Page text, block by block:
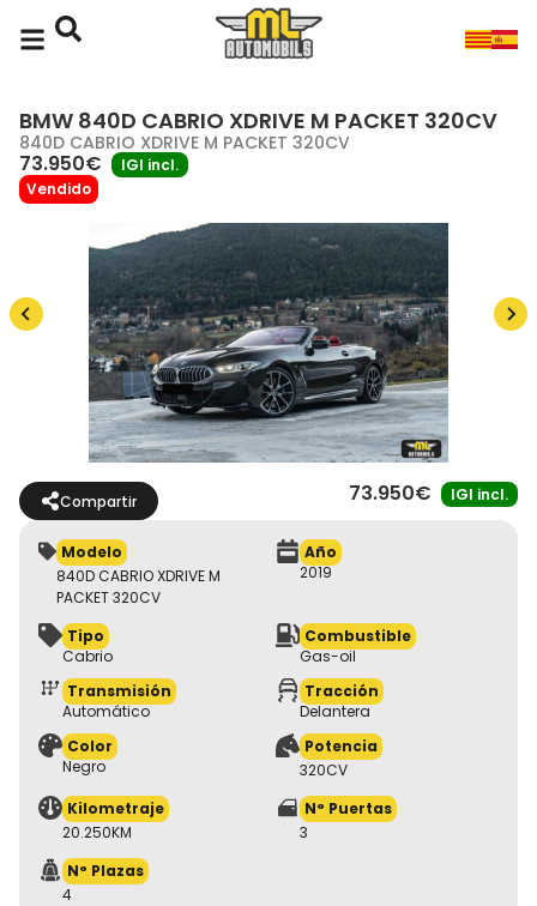
BMW 840D CABRIO XDRIVE M PACKET 320CV
840D CABRIO XDRIVE M PACKET 320CV
73.950€
IGI incl.
Vendido
Compartir 73.950€ IGI incl.
Modelo
840D CABRIO XDRIVE M
PACKET 320CV
Año
2019
Tipo
Cabrio
Combustible
Gas-oil
Transmisión
Automático
Tracción
Delantera
Color
Negro
Potencia
320CV
Kilometraje
20.250KM
N° Puertas
3
N° Plazas
4